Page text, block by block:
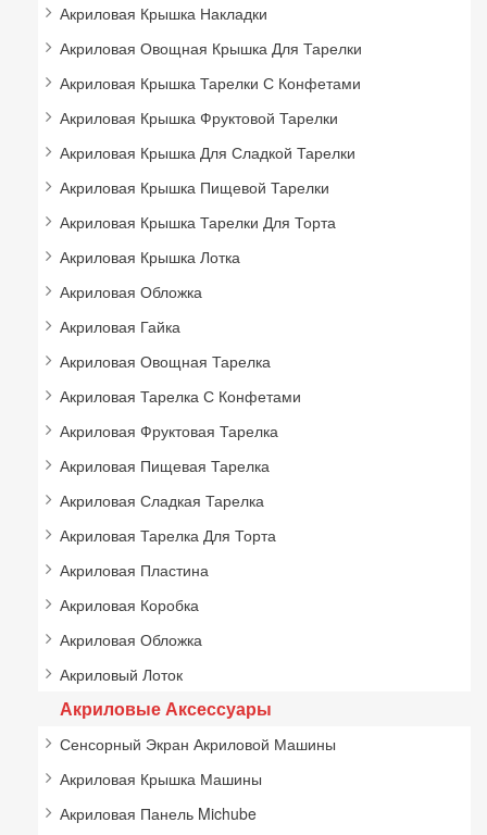
Акриловая Крышка Накладки
Акриловая Овощная Крышка Для Тарелки
Акриловая Крышка Тарелки С Конфетами
Акриловая Крышка Фруктовой Тарелки
Акриловая Крышка Для Сладкой Тарелки
Акриловая Крышка Пищевой Тарелки
Акриловая Крышка Тарелки Для Торта
Акриловая Крышка Лотка
Акриловая Обложка
Акриловая Гайка
Акриловая Овощная Тарелка
Акриловая Тарелка С Конфетами
Акриловая Фруктовая Тарелка
Акриловая Пищевая Тарелка
Акриловая Сладкая Тарелка
Акриловая Тарелка Для Торта
Акриловая Пластина
Акриловая Коробка
Акриловая Обложка
Акриловый Лоток
Акриловые Аксессуары
Сенсорный Экран Акриловой Машины
Акриловая Крышка Машины
Акриловая Панель Michube